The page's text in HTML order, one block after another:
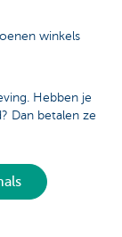
winkels
Hebben je
Dan betalen ze